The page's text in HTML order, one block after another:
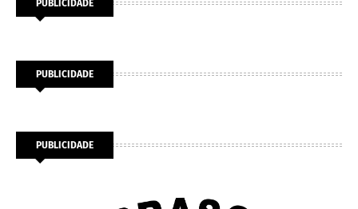
PUBLICIDADE
PUBLICIDADE
PUBLICIDADE